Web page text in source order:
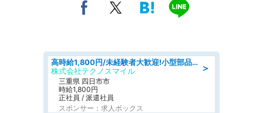
＞
高時給1,800円/未経験者大歓迎!小型部品の加工業務 denso aichi
株式会社テクノスマイル
三重県 四日市市
時給1,800円
正社員 / 派遣社員
スポンサー：求人ボックス